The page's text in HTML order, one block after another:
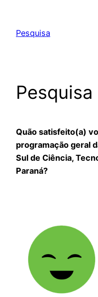
Pesquisa
Quão satisfeito(a)
programação geral
Sul de Ciência,
Paraná?